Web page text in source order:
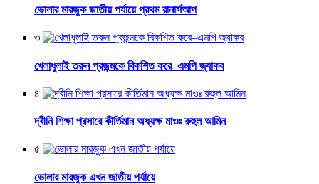
ভোলার মারজুক জাতীয় পর্যায়ে প্রথম রানার্সআপ
৩
খেলাধুলাই তরুন প্রজন্মকে বিকশিত করে–এমপি জ্যাকব
৪
দ্বীনি শিক্ষা প্রসারে কীর্তিমান অধ্যক্ষ মাওঃ রুহুল আমিন
৫
ভোলার মারজুক এখন জাতীয় পর্যায়ে